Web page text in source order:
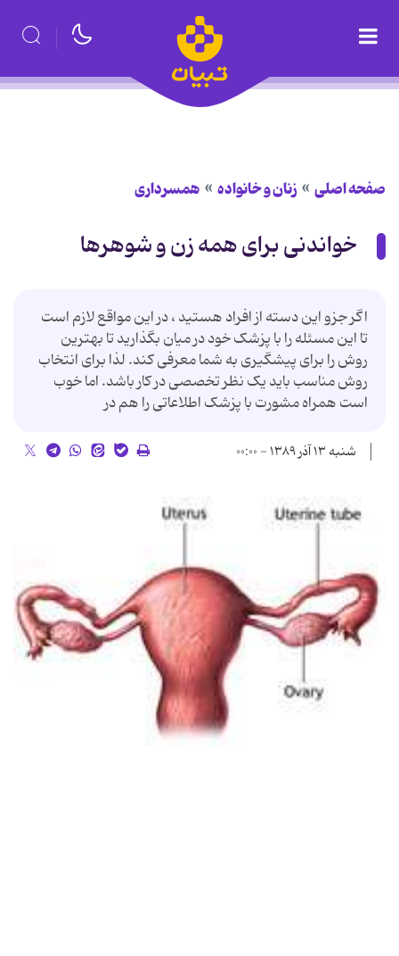
صفحه اصلی زنان و خانواده همسرداری
خواندنی برای همه زن و شوهرها
اگر جزو این دسته از افراد هستید ، در این مواقع لازم است
تا این مسئله را با پزشک خود در میان بگذارید تا بهترین
روش را برای پیشگیری به شما معرفی کند. لذا برای انتخاب
روش مناسب باید یک نظر تخصصی در کار باشد. اما خوب
است همراه مشورت با پزشک اطلاعاتی را هم در
شنبه ۱۳ آذر ۱۳۸۹ - ۰۰:۰۰